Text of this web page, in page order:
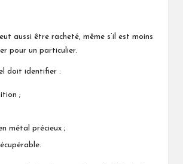
aussi être racheté, même s’il est moins
pour un particulier.
doit identifier :
;
métal précieux ;